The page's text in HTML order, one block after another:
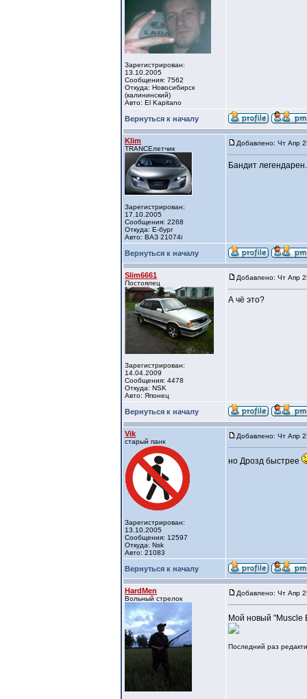
Зарегистрирован:
13.10.2005
Сообщения: 7562
Откуда: Новосибирск
(калининский)
Авто: El Kapitano
Вернуться к началу
Klim
TRANCEлетчик
Зарегистрирован:
17.10.2005
Сообщения: 2268
Откуда: Е-бург
Авто: ВАЗ 21074i
Добавлено: Чт Апр
Бандит легендарен.
Вернуться к началу
Slim6661
Постоялец
Зарегистрирован:
14.04.2009
Сообщения: 4478
Откуда: NSK
Авто: Японец
Добавлено: Чт Апр
А чё это?
Вернуться к началу
Vik
старый панк
Зарегистрирован:
13.10.2005
Сообщения: 12597
Откуда: Nsk
Авто: 21083
Добавлено: Чт Апр
но Дрозд быстрее
Вернуться к началу
HardMen
Вольный стрелок
Добавлено: Чт Апр
Мой новый "Muscle
Последний раз